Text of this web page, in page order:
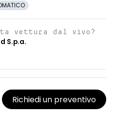
vettura dal vivo?
S.p.a.
Richiedi un preventivo